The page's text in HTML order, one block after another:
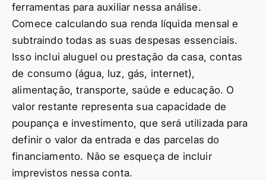
ferramentas para auxiliar nessa análise.
Comece calculando sua renda líquida mensal e
subtraindo todas as suas despesas essenciais.
Isso inclui aluguel ou prestação da casa, contas
de consumo (água, luz, gás, internet),
alimentação, transporte, saúde e educação. O
valor restante representa sua capacidade de
poupança e investimento, que será utilizada para
definir o valor da entrada e das parcelas do
financiamento. Não se esqueça de incluir
imprevistos nessa conta.